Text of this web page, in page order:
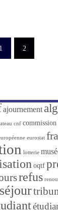
1 2
ajournement
cnf commission
eurostat
lotterie
oqtf
refus
séjour